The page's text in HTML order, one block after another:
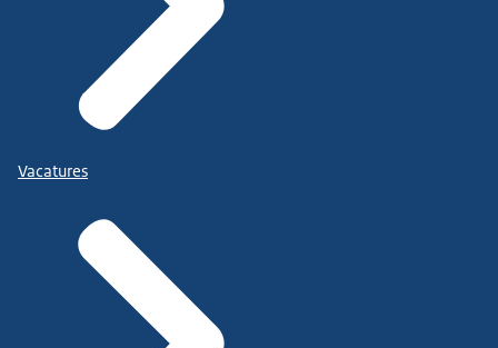
Vacatures